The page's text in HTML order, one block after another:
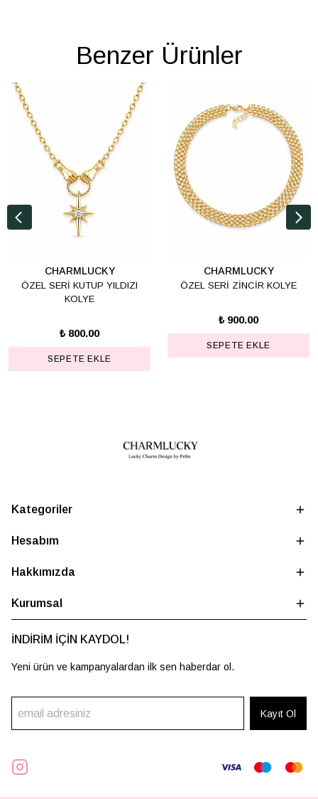
Benzer Ürünler
CHARMLUCKY
ÖZEL SERİ KUTUP YILDIZI
KOLYE
₺ 800.00
SEPETE EKLE
CHARMLUCKY
ÖZEL SERİ ZİNCİR KOLYE
₺ 900.00
SEPETE EKLE
Kategoriler
Hesabım
Hakkımızda
Kurumsal
İNDİRİM İÇİN KAYDOL!
Yeni ürün ve kampanyalardan ilk sen haberdar ol.
Kayıt Ol